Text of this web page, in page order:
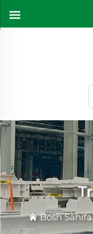
Bosh Sahifa